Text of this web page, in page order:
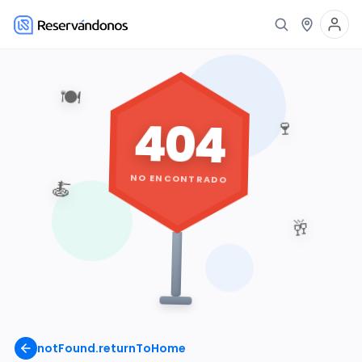
notFound.returnToHome
🍽️
🍷
🥂
🍝
404
NO ENCONTRADO